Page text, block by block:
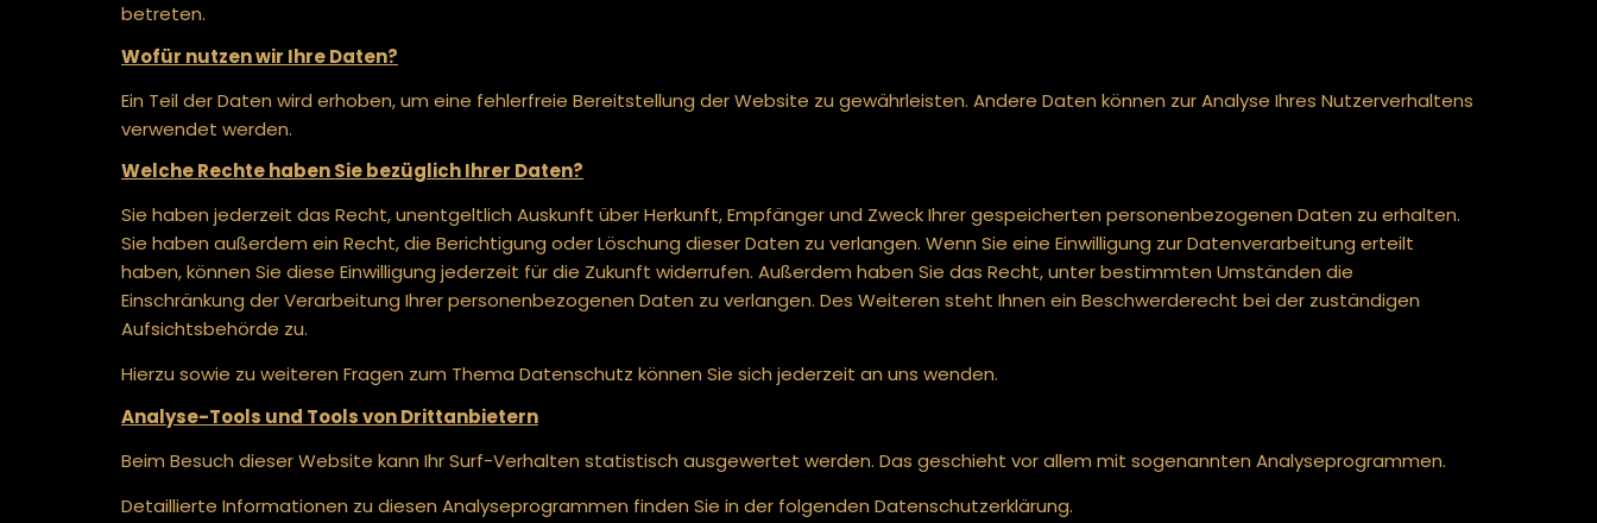
betreten.
Wofür nutzen wir Ihre Daten?
Ein Teil der Daten wird erhoben, um eine fehlerfreie Bereitstellung der Website zu gewährleisten. Andere Daten können zur Analyse Ihres Nutzerverhaltens
verwendet werden.
Welche Rechte haben Sie bezüglich Ihrer Daten?
Sie haben jederzeit das Recht, unentgeltlich Auskunft über Herkunft, Empfänger und Zweck Ihrer gespeicherten personenbezogenen Daten zu erhalten.
Sie haben außerdem ein Recht, die Berichtigung oder Löschung dieser Daten zu verlangen. Wenn Sie eine Einwilligung zur Datenverarbeitung erteilt
haben, können Sie diese Einwilligung jederzeit für die Zukunft widerrufen. Außerdem haben Sie das Recht, unter bestimmten Umständen die
Einschränkung der Verarbeitung Ihrer personenbezogenen Daten zu verlangen. Des Weiteren steht Ihnen ein Beschwerderecht bei der zuständigen
Aufsichtsbehörde zu.
Hierzu sowie zu weiteren Fragen zum Thema Datenschutz können Sie sich jederzeit an uns wenden.
Analyse-Tools und Tools von Dritt­anbietern
Beim Besuch dieser Website kann Ihr Surf-Verhalten statistisch ausgewertet werden. Das geschieht vor allem mit sogenannten Analyseprogrammen.
Detaillierte Informationen zu diesen Analyseprogrammen finden Sie in der folgenden Datenschutzerklärung.